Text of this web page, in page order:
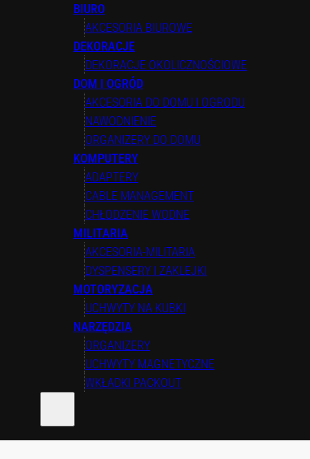
BIURO
AKCESORIA BIUROWE
DEKORACJE
DEKORACJE OKOLICZNOŚCIOWE
DOM I OGRÓD
AKCESORIA DO DOMU I OGRODU
NAWODNIENIE
ORGANIZERY DO DOMU
KOMPUTERY
ADAPTERY
CABLE MANAGEMENT
CHŁODZENIE WODNE
MILITARIA
AKCESORIA-MILITARIA
DYSPENSERY I ZAKLEJKI
MOTORYZACJA
UCHWYTY NA KUBKI
NARZĘDZIA
ORGANIZERY
UCHWYTY MAGNETYCZNE
WKŁADKI PACKOUT